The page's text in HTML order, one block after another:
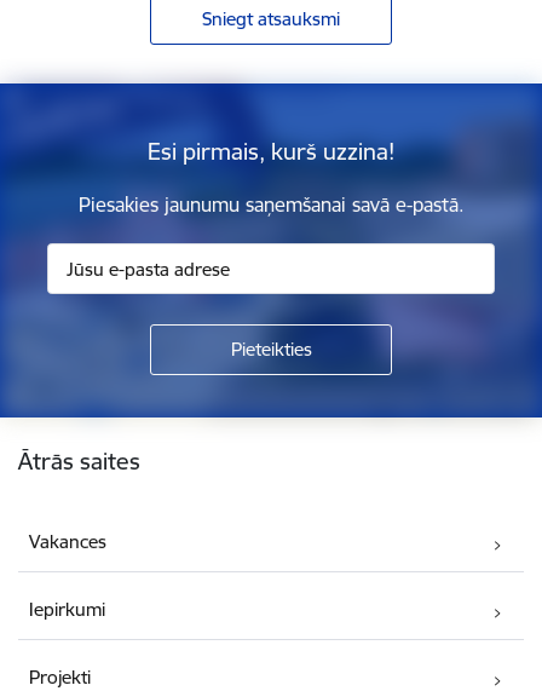
Sniegt atsauksmi
Esi pirmais, kurš uzzina!
Piesakies jaunumu saņemšanai savā e-pastā.
Ātrās saites
Vakances
Iepirkumi
Projekti